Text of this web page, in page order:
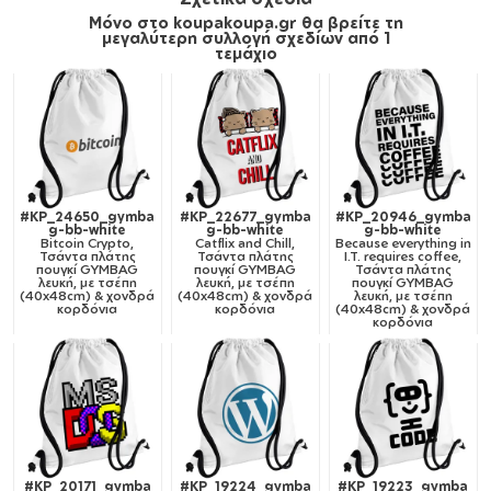
Μόνο στο koupakoupa.gr θα βρείτε τη
μεγαλύτερη συλλογή σχεδίων από 1
τεμάχιο
#KP_24650_gymba
g-bb-white
Bitcoin Crypto,
Τσάντα πλάτης
πουγκί GYMBAG
λευκή, με τσέπη
(40x48cm) & χονδρά
κορδόνια
#KP_22677_gymba
g-bb-white
Catflix and Chill,
Τσάντα πλάτης
πουγκί GYMBAG
λευκή, με τσέπη
(40x48cm) & χονδρά
κορδόνια
#KP_20946_gymba
g-bb-white
Because everything in
I.T. requires coffee,
Τσάντα πλάτης
πουγκί GYMBAG
λευκή, με τσέπη
(40x48cm) & χονδρά
κορδόνια
#KP_20171_gymba #KP_19224_gymba #KP_19223_gymba